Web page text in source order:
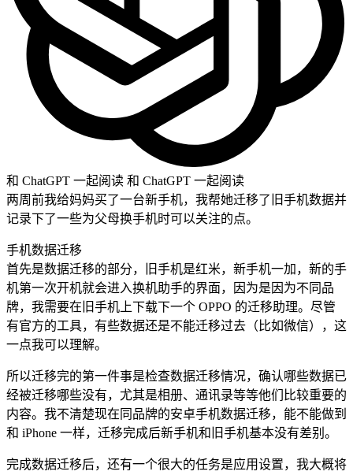
和 ChatGPT 一起阅读 和 ChatGPT 一起阅读
两周前我给妈妈买了一台新手机，我帮她迁移了旧手机数据并
记录下了一些为父母换手机时可以关注的点。
手机数据迁移
首先是数据迁移的部分，旧手机是红米，新手机一加，新的手
机第一次开机就会进入换机助手的界面，因为是因为不同品
牌，我需要在旧手机上下载下一个 OPPO 的迁移助理。尽管
有官方的工具，有些数据还是不能迁移过去（比如微信），这
一点我可以理解。
所以迁移完的第一件事是检查数据迁移情况，确认哪些数据已
经被迁移哪些没有，尤其是相册、通讯录等等他们比较重要的
内容。我不清楚现在同品牌的安卓手机数据迁移，能不能做到
和 iPhone 一样，迁移完成后新手机和旧手机基本没有差别。
完成数据迁移后，还有一个很大的任务是应用设置，我大概将